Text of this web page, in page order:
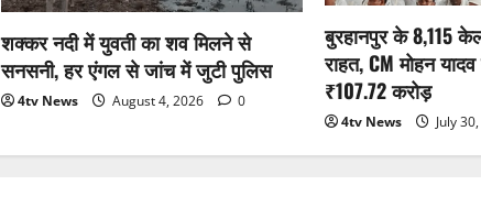
शक्कर नदी में युवती का शव मिलने से
सनसनी, हर एंगल से जांच में जुटी पुलिस
4tv News August 4, 2026 0
बुरहानपुर के 8,115
राहत, CM मोहन
₹107.72 करोड़
4tv News July